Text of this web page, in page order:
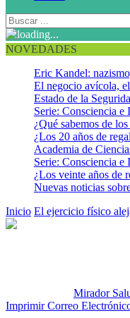
NOVEDADES
Eric Kandel:
El negocio avícola,
Estado de la
Serie: Consciencia
¿Qué sabemos de
¿Los 20 años de
Academia de
Serie: Consciencia
¿Los veinte años de
Nuevas noticias
Inicio El ejercicio físico
Mirador
Imprimir Correo